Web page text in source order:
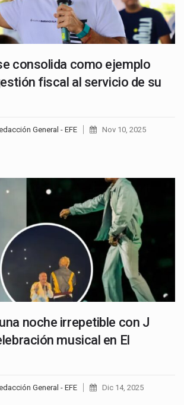
consolida como ejemplo
fiscal al servicio de su
General - EFE Nov 10, 2025
noche irrepetible con J
musical en El
General - EFE Dic 14, 2025